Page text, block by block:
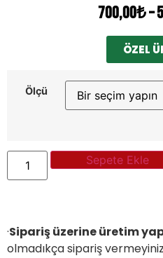
700,00₺–
ÖZEL
Ölçü
Sepete Ekle
·Sipariş üzerine üretim
olmadıkça sipariş